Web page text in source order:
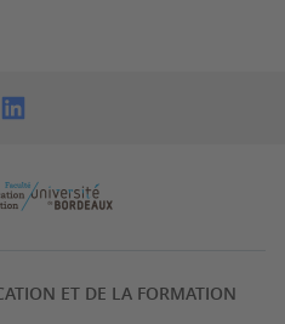
ET DE LA FORMATION